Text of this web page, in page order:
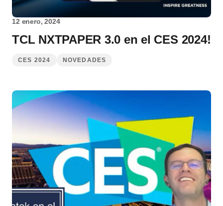
12 enero, 2024
TCL NXTPAPER 3.0 en el CES 2024!
CES 2024 NOVEDADES